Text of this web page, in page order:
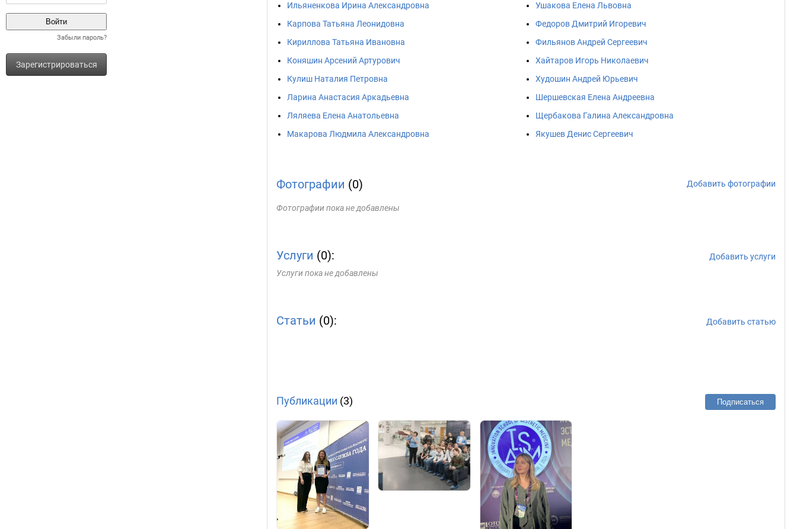
Забыли пароль?
Зарегистрироваться
Ильяненкова Ирина Александровна
Карпова Татьяна Леонидовна
Кириллова Татьяна Ивановна
Коняшин Арсений Артурович
Кулиш Наталия Петровна
Ларина Анастасия Аркадьевна
Ляляева Елена Анатольевна
Макарова Людмила Александровна
Ушакова Елена Львовна
Федоров Дмитрий Игоревич
Фильянов Андрей Сергеевич
Хайтаров Игорь Николаевич
Худошин Андрей Юрьевич
Шершевская Елена Андреевна
Щербакова Галина Александровна
Якушев Денис Сергеевич
Фотографии (0) Добавить фотографии
Фотографии пока не добавлены
Услуги (0):
Добавить услуги
Услуги пока не добавлены
Статьи (0): Добавить статью
Публикации (3) Подписаться